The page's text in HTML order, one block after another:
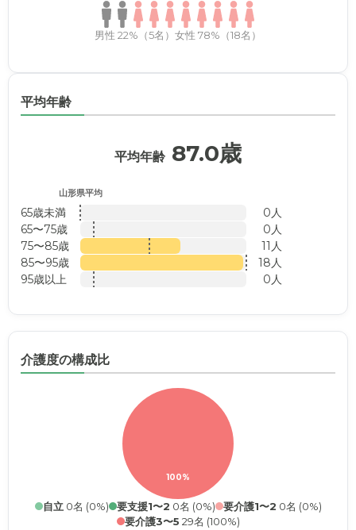
男性 22%（5名） 女性 78%（18名）
平均年齢
平均年齢 87.0歳
山形県平均
65歳未満
0人
65〜75歳
0人
75〜85歳
11人
85〜95歳
18人
95歳以上
0人
介護度の構成比
100%
自立0名 (0%) 要支援1〜2 0名 (0%) 要介護1〜2 0名 (0%)
要介護3〜5 29名 (100%)